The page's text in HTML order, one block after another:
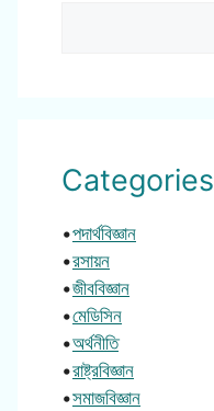
Categories
•পদার্থবিজ্ঞান
•রসায়ন
•জীববিজ্ঞান
•মেডিসিন
•অর্থনীতি
•রাষ্ট্রবিজ্ঞান
•সমাজবিজ্ঞান